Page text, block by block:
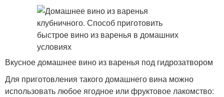
Вкусное домашнее вино из варенья под гидрозатвором
Для приготовления такого домашнего вина можно
использовать любое ягодное или фруктовое лакомство: